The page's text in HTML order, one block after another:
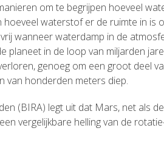
om te begrijpen hoeveel
waterstof er de ruimte in is
wanneer waterdamp in de
planeet in de loop van miljarden
genoeg om een groot deel
van honderden meters diep.
(BIRA) legt uit dat Mars, net als
vergelijkbare helling van de